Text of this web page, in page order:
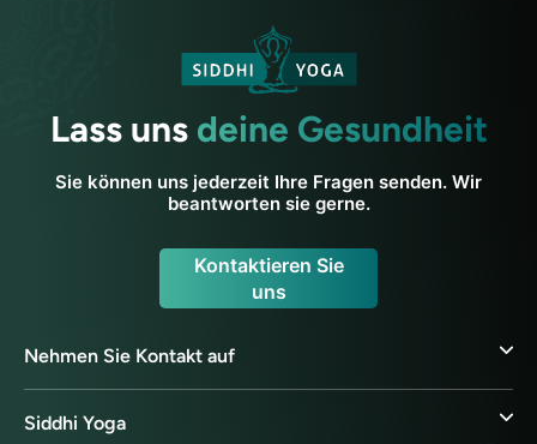
Lass uns deine Gesundheit
Sie können uns jederzeit Ihre Fragen senden. Wir
beantworten sie gerne.
Kontaktieren Sie
uns
Nehmen Sie Kontakt auf
Siddhi Yoga